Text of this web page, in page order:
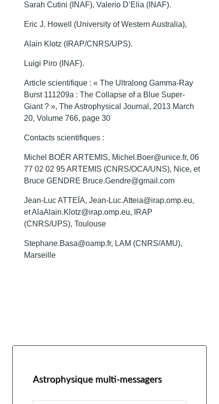
Sarah Cutini (INAF), Valerio D’Elia (INAF).
Eric J. Howell (University of Western Australia),
Alain Klotz (IRAP/CNRS/UPS).
Luigi Piro (INAF).
Article scientifique : « The Ultralong Gamma-Ray
Burst 111209a : The Collapse of a Blue Super-
Giant ? », The Astrophysical Journal, 2013 March
20, Volume 766, page 30
Contacts scientifiques :
Michel BOËR ARTEMIS, Michel.Boer@unice.fr, 06
77 02 02 95 ARTEMIS (CNRS/OCA/UNS), Nice, et
Bruce GENDRE Bruce.Gendre@gmail.com
Jean-Luc ATTEÏA, Jean-Luc.Atteia@irap.omp.eu,
et AlaAlain.Klotz@irap.omp.eu, IRAP
(CNRS/UPS), Toulouse
Stephane.Basa@oamp.fr, LAM (CNRS/AMU),
Marseille
Astrophysique multi-messagers